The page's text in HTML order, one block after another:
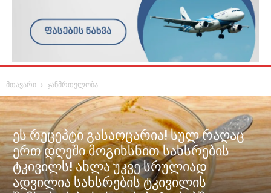
მთავარი ჯანმრთელობა
ეს რეცეპტი გასაოცარია! სულ რაღაც
ერთ დღეში მოგიხსნით სახსრების
ტკივილს! ახლა უკვე სრულიად
ადვილია სახსრების ტკივილის